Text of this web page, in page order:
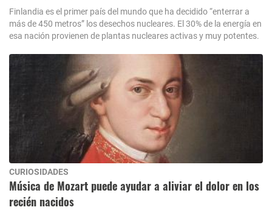
Finlandia es el primer país del mundo que ha decidido “enterrar a
más de 450 metros” los desechos nucleares. El 30% de la energía en
esa nación provienen de plantas nucleares activas y muy potentes.
CURIOSIDADES
Música de Mozart puede ayudar a aliviar el dolor en los
recién nacidos